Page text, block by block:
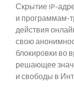
Скрытие IP-
и программам-
действия
свою
блокировки во
решающее
и свободы в